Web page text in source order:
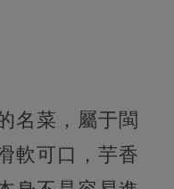
名菜，屬于閩
軟可口，芋香